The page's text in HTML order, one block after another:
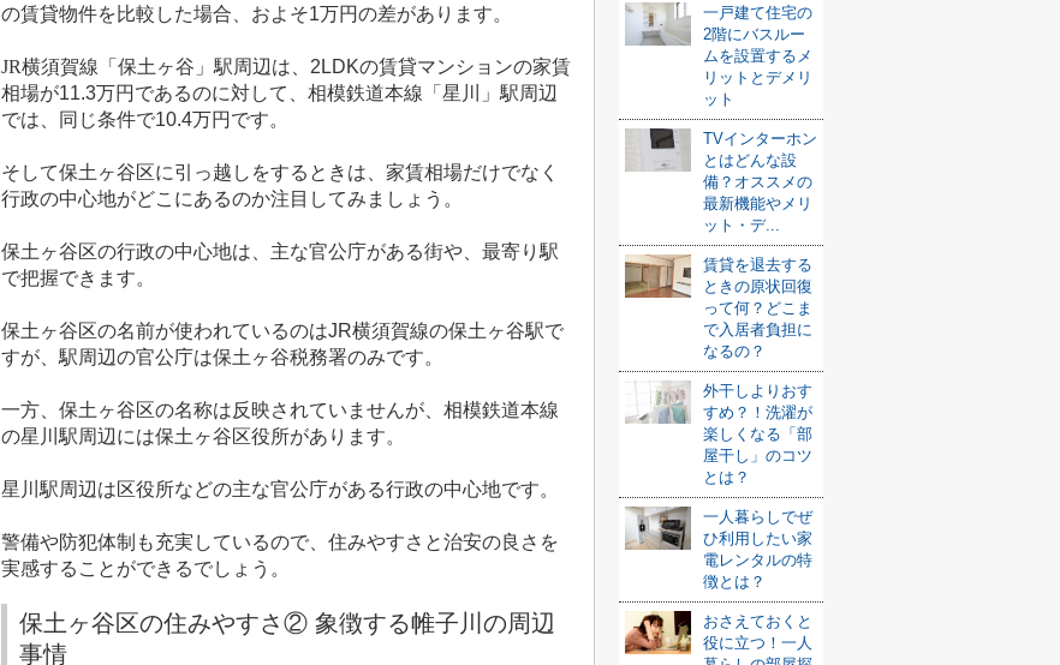
の賃貸物件を比較した場合、およそ1万円の差があります。
JR横須賀線「保土ヶ谷」駅周辺は、 2LDKの賃貸マンションの家賃
相場が11.3万円であるのに対して、相模鉄道本線「星川」駅周辺
では、同じ条件で10.4万円です。
そして保土ヶ谷区に引っ越しをするときは、家賃相場だけでなく
行政の中心地がどこにあるのか注目してみましょう。
保土ヶ谷区の行政の中心地は、主な官公庁がある街や、最寄り駅
で把握できます。
保土ヶ谷区の名前が使われているのはJR横須賀線の保土ヶ谷駅で
すが、駅周辺の官公庁は保土ヶ谷税務署のみです。
一方、保土ヶ谷区の名称は反映されていませんが、相模鉄道本線
の星川駅周辺には保土ヶ谷区役所があります。
星川駅周辺は区役所などの主な官公庁がある行政の中心地です。
警備や防犯体制も充実しているので、住みやすさと治安の良さを
実感することができるでしょう。
保土ヶ谷区の住みやすさ② 象徴する帷子川の周辺
事情
一戸建て住宅の
2階にバスルー
ムを設置するメ
リットとデメリ
ット
TVインターホン
とはどんな設
備？オススメの
最新機能やメリ
ット・デ...
賃貸を退去する
ときの原状回復
って何？どこま
で入居者負担に
なるの？
外干しよりおす
すめ？！洗濯が
楽しくなる「部
屋干し」のコツ
とは？
一人暮らしでぜ
ひ利用したい家
電レンタルの特
徴とは？
おさえておくと
役に立つ！一人